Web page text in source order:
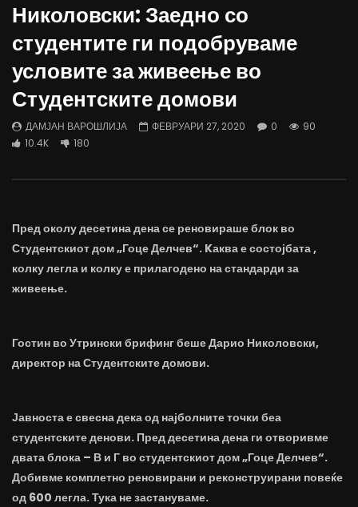
трае предолго за да дозволиме лесно
да го губиме стручниот кадар
ДАМЈАН ВАРОШЛИЈА
ЈУНИ 30, 2022
0
2.6K
флексибилна држава
ЈУНИ 30, 2022
Николовски: Заедно со
студентите ги подобруваме
условите за живеење во
Студентските домови
ДАМЈАН ВАРОШЛИЈА ФЕВРУАРИ 27, 2020 0
90
10.4K
180
Пред околу десетина дена се реновираше блок во
Студентскиот дом „Гоце Делчев“. Kаква е состојбата ,
колку легла и колку е прилагодено на стандарди за
живеење.
Гостин во Утрински брифинг беше Дарио Николовски,
директор на Студентските домови.
Јавноста е свесна дека од најболните точки беа
студентските денови. Пред десетина дена ги отворивме
двата блока – В и Г во студентскиот дом „Гоце Делчев“.
Добивме комплетно реновирани и реконструирани повеќе
од 600 легла. Тука не застануваме.